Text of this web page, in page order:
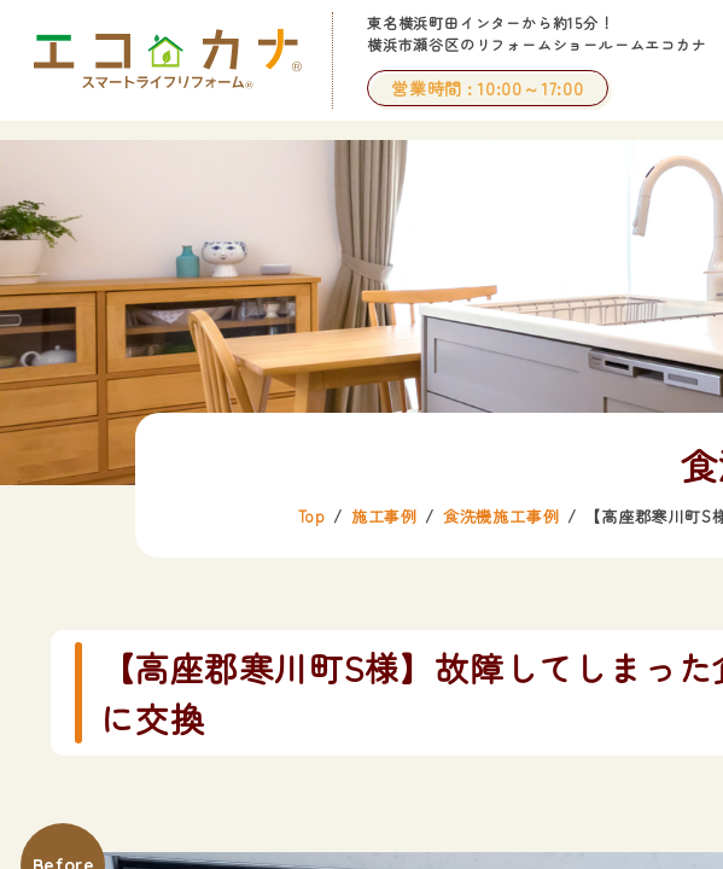
東名横浜町田インターから約15分！
横浜市瀬谷区のリフォームショールームエコカナ
営業時間 10:00～17:00
Top 施工事例 食洗機施工事例 【高座郡寒川町
【高座郡寒川町S様】故障してしまっ
に交換